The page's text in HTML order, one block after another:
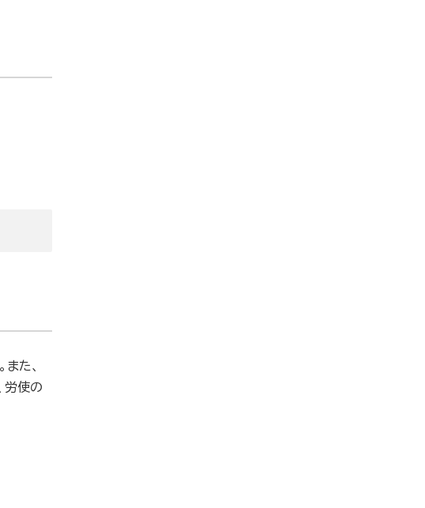
た、
労使の